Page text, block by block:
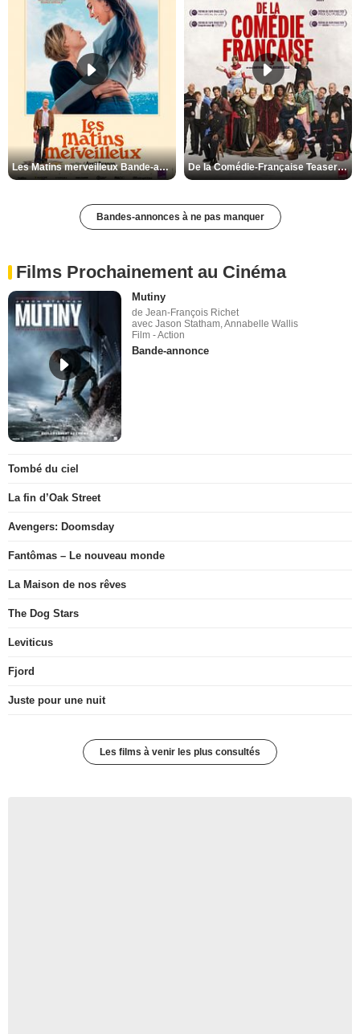
Les Matins merveilleux Bande-annonce VF De la Comédie-Française Teaser VF
Bandes-annonces à ne pas manquer
Films Prochainement au Cinéma
Mutiny
de Jean-François Richet
avec Jason Statham, Annabelle Wallis
Film - Action
Bande-annonce
Tombé du ciel
La fin d’Oak Street
Avengers: Doomsday
Fantômas – Le nouveau monde
La Maison de nos rêves
The Dog Stars
Leviticus
Fjord
Juste pour une nuit
Les films à venir les plus consultés